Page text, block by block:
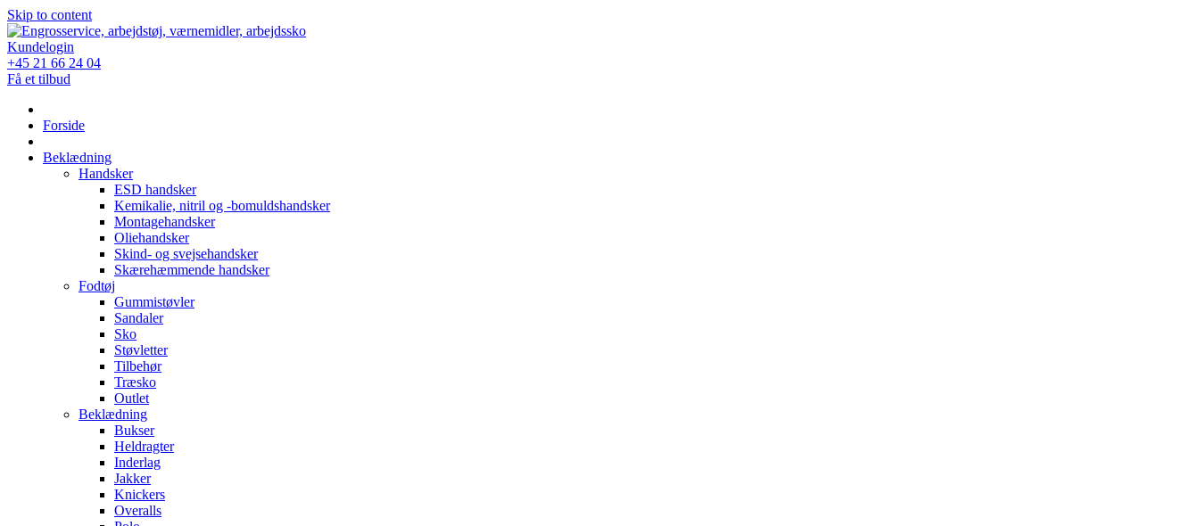
Skip to content
Kundelogin
+45 21 66 24 04
Få et tilbud
Forside
Beklædning
Handsker
ESD handsker
Kemikalie, nitril og -bomuldshandsker
Montagehandsker
Oliehandsker
Skind- og svejsehandsker
Skærehæmmende handsker
Fodtøj
Gummistøvler
Sandaler
Sko
Støvletter
Tilbehør
Træsko
Outlet
Beklædning
Bukser
Heldragter
Inderlag
Jakker
Knickers
Overalls